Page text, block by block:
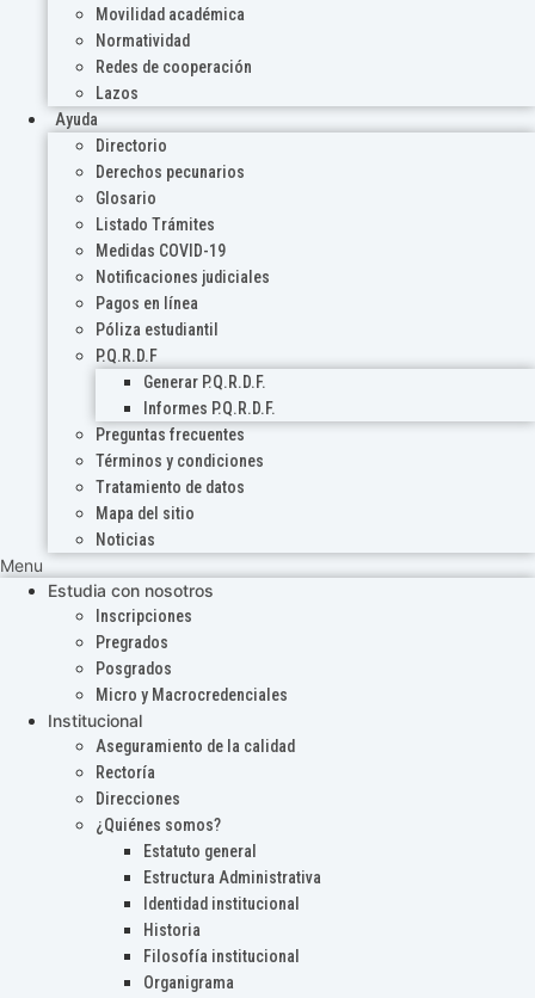
Movilidad académica
Normatividad
Redes de cooperación
Lazos
Ayuda
Directorio
Derechos pecunarios
Glosario
Listado Trámites
Medidas COVID-19
Notificaciones judiciales
Pagos en línea
Póliza estudiantil
P.Q.R.D.F
Generar P.Q.R.D.F.
Informes P.Q.R.D.F.
Preguntas frecuentes
Términos y condiciones
Tratamiento de datos
Mapa del sitio
Noticias
Menu
Estudia con nosotros
Inscripciones
Pregrados
Posgrados
Micro y Macrocredenciales
Institucional
Aseguramiento de la calidad
Rectoría
Direcciones
¿Quiénes somos?
Estatuto general
Estructura Administrativa
Identidad institucional
Historia
Filosofía institucional
Organigrama